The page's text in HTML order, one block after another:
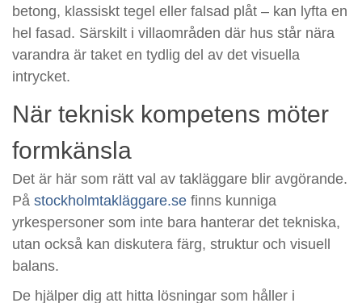
betong, klassiskt tegel eller falsad plåt – kan lyfta en
hel fasad. Särskilt i villaområden där hus står nära
varandra är taket en tydlig del av det visuella
intrycket.
När teknisk kompetens möter
formkänsla
Det är här som rätt val av takläggare blir avgörande.
På stockholmtakläggare.se finns kunniga
yrkespersoner som inte bara hanterar det tekniska,
utan också kan diskutera färg, struktur och visuell
balans.
De hjälper dig att hitta lösningar som håller i